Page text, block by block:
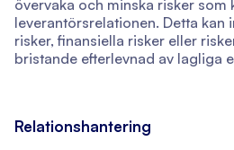
övervaka och minska risker som
leverantörsrelationen. Detta kan
risker, finansiella risker eller
bristande efterlevnad av lagliga
Relationshantering